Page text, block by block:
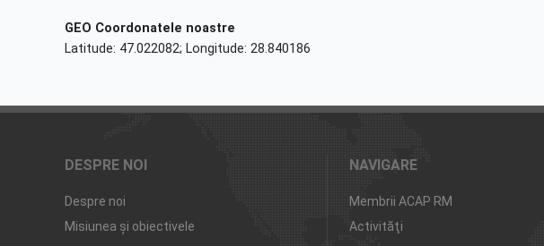
GEO Coordonatele noastre
Latitude: 47.022082; Longitude: 28.840186
DESPRE NOI
Despre noi
Misiunea şi obiectivele
NAVIGARE
Membrii ACAP RM
Activităţi